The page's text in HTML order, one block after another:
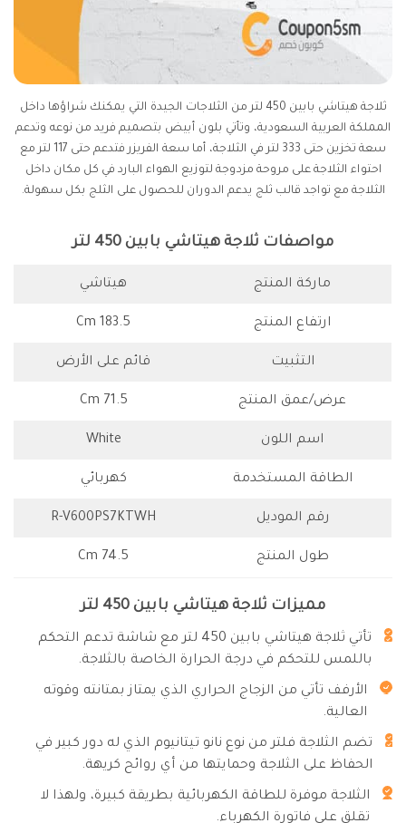
ثلاجة هيتاشي بابين 450 لتر من الثلاجات الجيدة التي يمكنك شراؤها داخل
المملكة العربية السعودية، وتأتي بلون أبيض بتصميم فريد من نوعه وتدعم
سعة تخزين حتى 333 لتر في الثلاجة، أما سعة الفريزر فتدعم حتى 117 لتر مع
احتواء الثلاجة على مروحة مزدوجة لتوزيع الهواء البارد في كل مكان داخل
الثلاجة مع تواجد قالب ثلج يدعم الدوران للحصول على الثلج بكل سهولة.
مواصفات ثلاجة هيتاشي بابين 450 لتر
ماركة المنتج هيتاشي
ارتفاع المنتج 183.5 Cm
التثبيت قائم على الأرض
عرض/عمق المنتج 71.5 Cm
اسم اللون White
الطاقة المستخدمة كهربائي
رقم الموديل R-V600PS7KTWH
طول المنتج 74.5 Cm
مميزات ثلاجة هيتاشي بابين 450 لتر
تأتي ثلاجة هيتاشي بابين 450 لتر مع شاشة تدعم التحكم
باللمس للتحكم في درجة الحرارة الخاصة بالثلاجة.
الأرفف تأتي من الزجاج الحراري الذي يمتاز بمتانته وقوته
العالية.
تضم الثلاجة فلتر من نوع نانو تيتانيوم الذي له دور كبير في
الحفاظ على الثلاجة وحمايتها من أي روائح كريهة.
الثلاجة موفرة للطاقة الكهربائية بطريقة كبيرة، ولهذا لا
تقلق على فاتورة الكهرباء.